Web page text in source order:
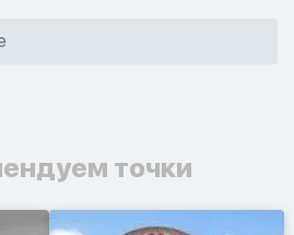
точки